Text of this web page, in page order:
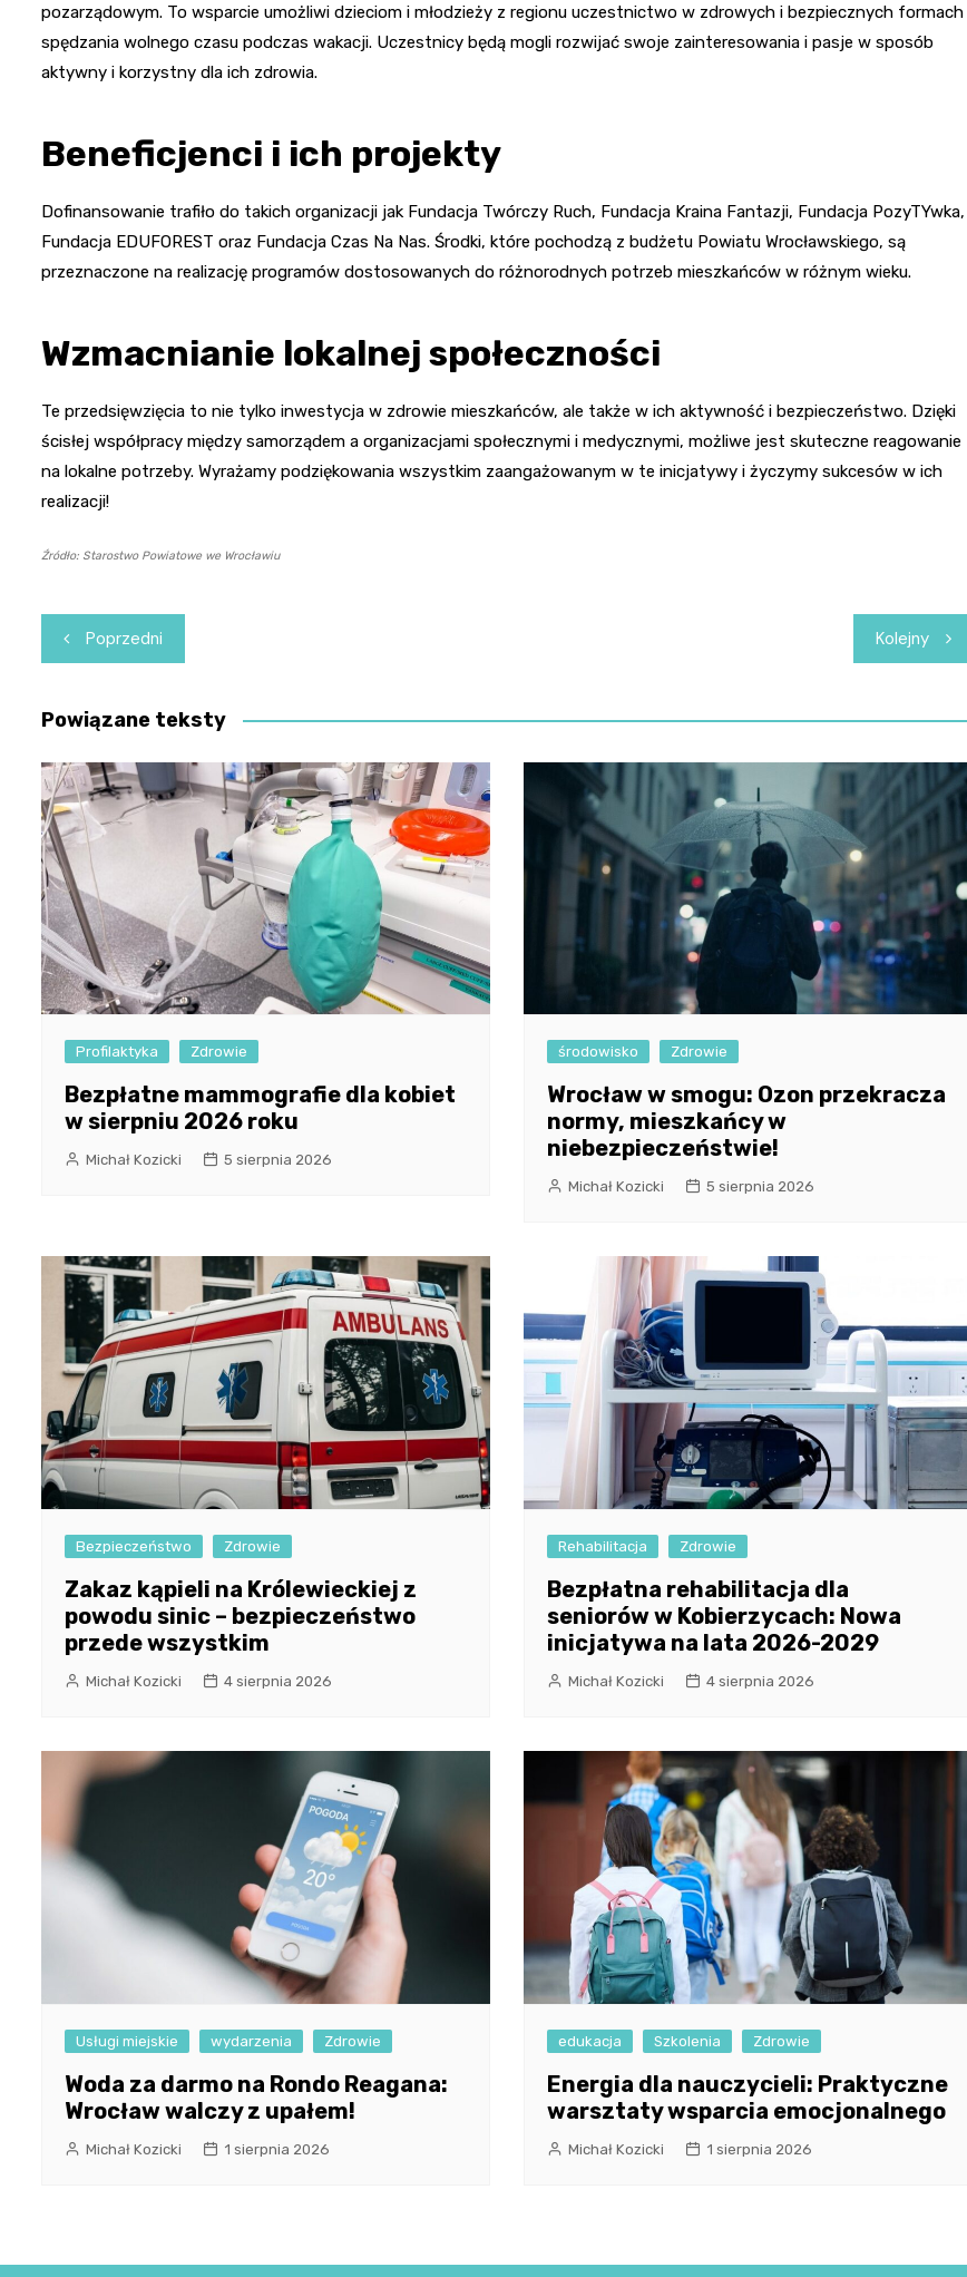
pozarządowym. To wsparcie umożliwi dzieciom i młodzieży z regionu uczestnictwo w zdrowych i bezpiecznych formach
spędzania wolnego czasu podczas wakacji. Uczestnicy będą mogli rozwijać swoje zainteresowania i pasje w sposób
aktywny i korzystny dla ich zdrowia.
Beneficjenci i ich projekty
Dofinansowanie trafiło do takich organizacji jak Fundacja Twórczy Ruch, Fundacja Kraina Fantazji, Fundacja PozyTYwka,
Fundacja EDUFOREST oraz Fundacja Czas Na Nas. Środki, które pochodzą z budżetu Powiatu Wrocławskiego, są
przeznaczone na realizację programów dostosowanych do różnorodnych potrzeb mieszkańców w różnym wieku.
Wzmacnianie lokalnej społeczności
Te przedsięwzięcia to nie tylko inwestycja w zdrowie mieszkańców, ale także w ich aktywność i bezpieczeństwo. Dzięki
ścisłej współpracy między samorządem a organizacjami społecznymi i medycznymi, możliwe jest skuteczne reagowanie
na lokalne potrzeby. Wyrażamy podziękowania wszystkim zaangażowanym w te inicjatywy i życzymy sukcesów w ich
realizacji!
Źródło: Starostwo Powiatowe we Wrocławiu
Nawigacja
wpisu
Poprzedni Kolejny
Powiązane teksty
Profilaktyka Zdrowie
Bezpłatne mammografie dla kobiet
w sierpniu 2026 roku
Michał Kozicki 5 sierpnia 2026
środowisko Zdrowie
Wrocław w smogu: Ozon przekracza
normy, mieszkańcy w
niebezpieczeństwie!
Michał Kozicki 5 sierpnia 2026
Bezpieczeństwo Zdrowie
Zakaz kąpieli na Królewieckiej z
powodu sinic – bezpieczeństwo
przede wszystkim
Michał Kozicki 4 sierpnia 2026
Rehabilitacja Zdrowie
Bezpłatna rehabilitacja dla
seniorów w Kobierzycach: Nowa
inicjatywa na lata 2026-2029
Michał Kozicki 4 sierpnia 2026
Usługi miejskie wydarzenia Zdrowie
Woda za darmo na Rondo Reagana:
Wrocław walczy z upałem!
Michał Kozicki 1 sierpnia 2026
edukacja Szkolenia Zdrowie
Energia dla nauczycieli: Praktyczne
warsztaty wsparcia emocjonalnego
Michał Kozicki 1 sierpnia 2026